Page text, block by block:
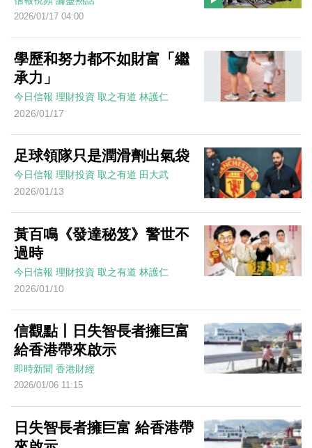
2026/01/17 04:00
學歷和努力都不如財富「繼
承力」
今日信報 理財投資 取之有道 林護仁
2026/01/17
足球領隊只是潤滑劑出氣袋
今日信報 理財投資 取之有道 田大武
2026/01/13
黃百鳴《發達秘笈》警世不
過時
今日信報 理財投資 取之有道 林護仁
2026/01/10
信觀點丨日失智長者擁巨富
給香港帶來啟示
即時新聞 香港財經
2026/01/06 11:15
日失智長者擁巨富 給香港帶